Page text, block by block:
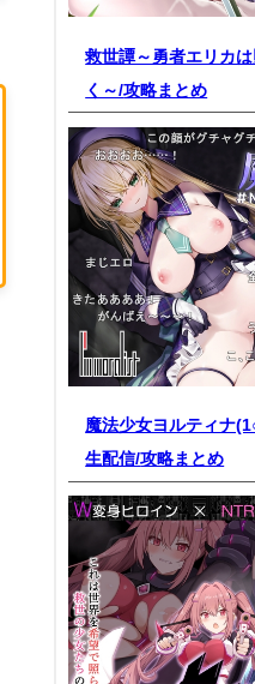
救世譚～勇者エリカ
く～/攻略まとめ
魔法少女ヨルティナ
生配信/攻略まとめ